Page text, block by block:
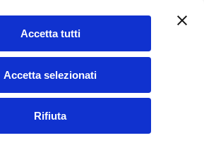
Accetta tutti
Accetta selezionati
Rifiuta